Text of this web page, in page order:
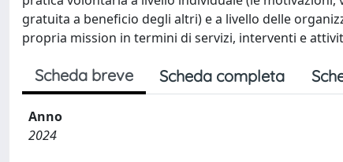
gratuita a beneficio degli altri) e a livello delle
propria mission in termini di servizi, interventi e
Scheda breve Scheda completa
Anno
2024